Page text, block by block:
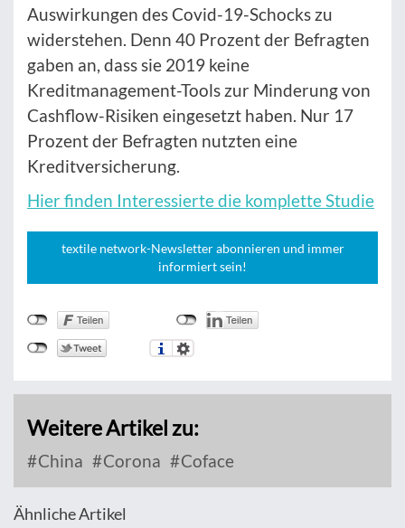
Auswirkungen des Covid-19-Schocks zu
widerstehen. Denn 40 Prozent der Befragten
gaben an, dass sie 2019 keine
Kreditmanagement-Tools zur Minderung von
Cashflow-Risiken eingesetzt haben. Nur 17
Prozent der Befragten nutzten eine
Kreditversicherung.
Hier finden Interessierte die komplette Studie
textile network-Newsletter abonnieren und immer
informiert sein!
Weitere Artikel zu:
China Corona Coface
Ähnliche Artikel